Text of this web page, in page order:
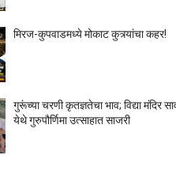
मिरज-कुपवाडमध्ये मोकाट कुत्र्यांचा कहर!
गुरूंच्या चरणी कृतज्ञतेचा भाव; विद्या मंदिर
येथे गुरुपौर्णिमा उत्साहात साजरी